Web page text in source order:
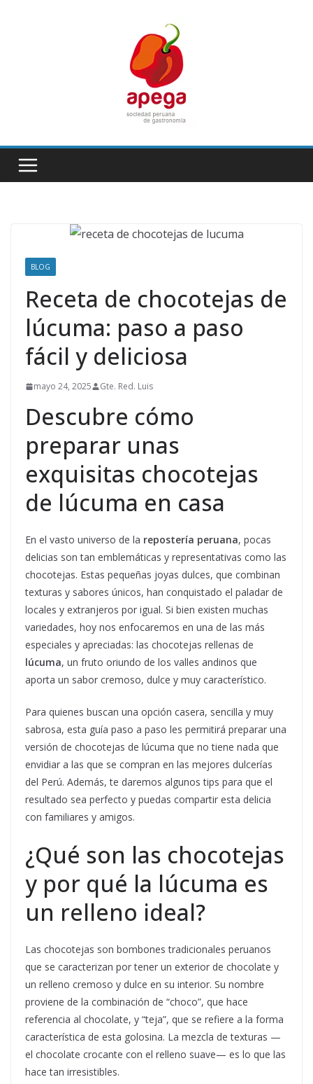
BLOG
Receta de chocotejas de
lúcuma: paso a paso
fácil y deliciosa
mayo 24, 2025 Gte. Red. Luis
Descubre cómo
preparar unas
exquisitas chocotejas
de lúcuma en casa
En el vasto universo de la repostería peruana, pocas
delicias son tan emblemáticas y representativas como las
chocotejas. Estas pequeñas joyas dulces, que combinan
texturas y sabores únicos, han conquistado el paladar de
locales y extranjeros por igual. Si bien existen muchas
variedades, hoy nos enfocaremos en una de las más
especiales y apreciadas: las chocotejas rellenas de
lúcuma, un fruto oriundo de los valles andinos que
aporta un sabor cremoso, dulce y muy característico.
Para quienes buscan una opción casera, sencilla y muy
sabrosa, esta guía paso a paso les permitirá preparar una
versión de chocotejas de lúcuma que no tiene nada que
envidiar a las que se compran en las mejores dulcerías
del Perú. Además, te daremos algunos tips para que el
resultado sea perfecto y puedas compartir esta delicia
con familiares y amigos.
¿Qué son las chocotejas
y por qué la lúcuma es
un relleno ideal?
Las chocotejas son bombones tradicionales peruanos
que se caracterizan por tener un exterior de chocolate y
un relleno cremoso y dulce en su interior. Su nombre
proviene de la combinación de “choco”, que hace
referencia al chocolate, y “teja”, que se refiere a la forma
característica de esta golosina. La mezcla de texturas —
el chocolate crocante con el relleno suave— es lo que las
hace tan irresistibles.